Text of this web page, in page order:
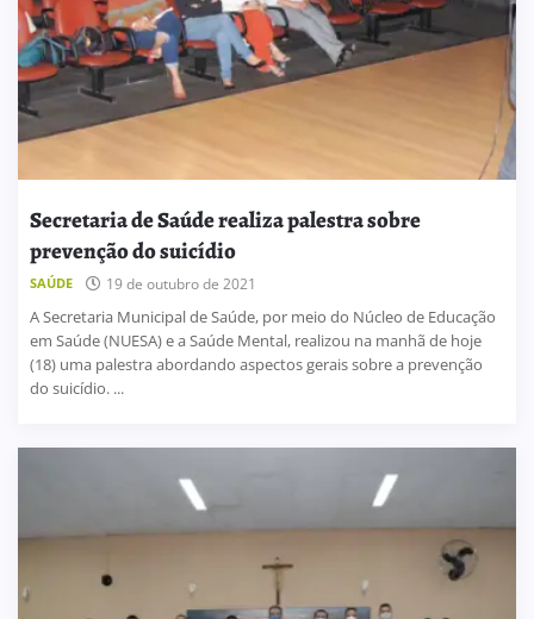
Secretaria de Saúde realiza palestra sobre
prevenção do suicídio
SAÚDE 19 de outubro de 2021
A Secretaria Municipal de Saúde, por meio do Núcleo de Educação
em Saúde (NUESA) e a Saúde Mental, realizou na manhã de hoje
(18) uma palestra abordando aspectos gerais sobre a prevenção
do suicídio. ...